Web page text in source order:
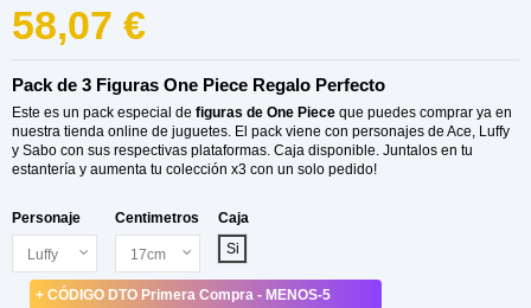
58,07 €
Pack de 3 Figuras One Piece Regalo Perfecto
Este es un pack especial de figuras de One Piece que puedes comprar ya en
nuestra tienda online de juguetes. El pack viene con personajes de Ace, Luffy
y Sabo con sus respectivas plataformas. Caja disponible. Juntalos en tu
estantería y aumenta tu colección x3 con un solo pedido!
Personaje Centimetros
Caja
Si
+ CÓDIGO DTO Primera Compra - MENOS-5